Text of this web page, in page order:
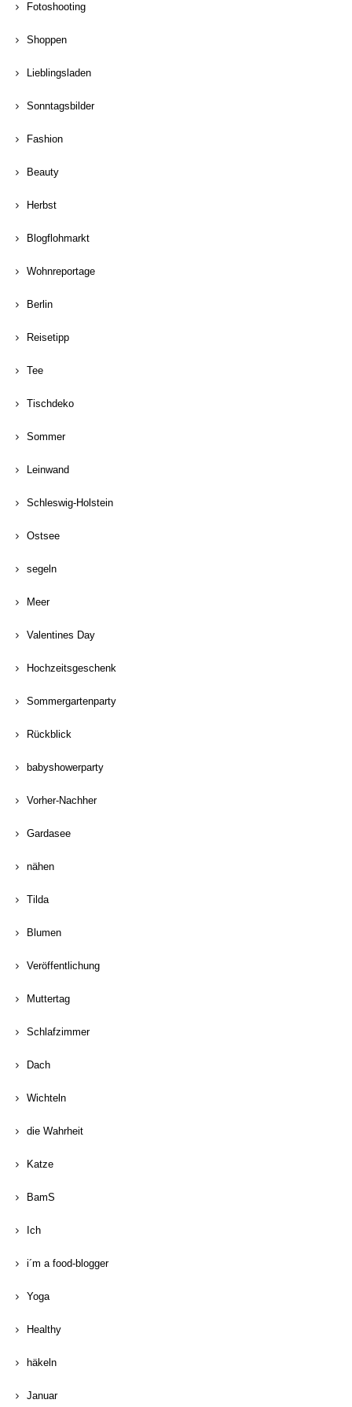
Fotoshooting
Shoppen
Lieblingsladen
Sonntagsbilder
Fashion
Beauty
Herbst
Blogflohmarkt
Wohnreportage
Berlin
Reisetipp
Tee
Tischdeko
Sommer
Leinwand
Schleswig-Holstein
Ostsee
segeln
Meer
Valentines Day
Hochzeitsgeschenk
Sommergartenparty
Rückblick
babyshowerparty
Vorher-Nachher
Gardasee
nähen
Tilda
Blumen
Veröffentlichung
Muttertag
Schlafzimmer
Dach
Wichteln
die Wahrheit
Katze
BamS
Ich
i´m a food-blogger
Yoga
Healthy
häkeln
Januar